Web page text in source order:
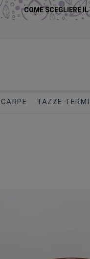
COME SCEGLIERE
TAZZE